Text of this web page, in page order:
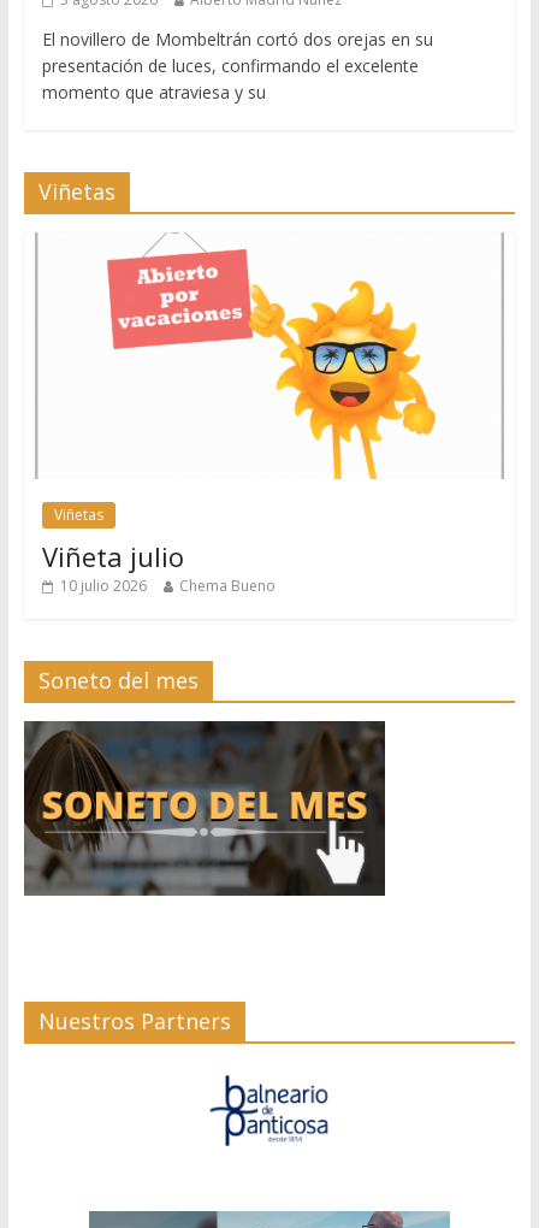
El novillero de Mombeltrán cortó dos orejas en su
presentación de luces, confirmando el excelente
momento que atraviesa y su
Viñetas
Viñetas
Viñeta julio
10 julio 2026 Chema Bueno
Soneto del mes
Nuestros Partners